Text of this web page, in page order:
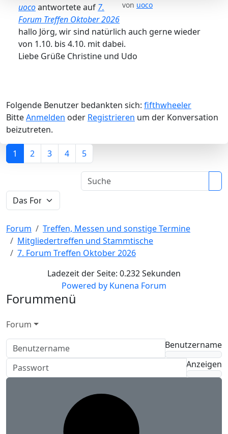
von uoco
uocoantwortete auf 7.
Forum Treffen Oktober 2026
hallo Jörg, wir sind natürlich auch gerne wieder
von 1.10. bis 4.10. mit dabei.
Liebe Grüße Christine und Udo
Folgende Benutzer bedankten sich: fifthwheeler
BitteAnmelden oder Registrieren um der Konversation
beizutreten.
1 2 3 4 5
Forum
Treffen, Messen und sonstige Termine
Mitgliedertreffen und Stammtische
7. Forum Treffen Oktober 2026
Ladezeit der Seite: 0.232 Sekunden
Powered by Kunena Forum
Forummenü
Forum
Benutzername
Anzeigen